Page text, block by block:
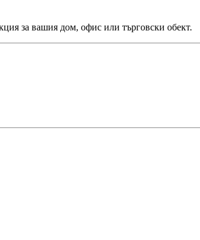
за вашия дом, офис или търговски обект.